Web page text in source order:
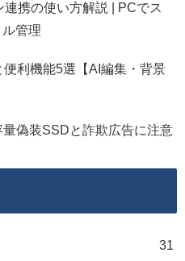
携の使い方解説 | PCでス
管理
利機能5選【AI編集・背景
偽装SSDと詐欺広告に注意
31